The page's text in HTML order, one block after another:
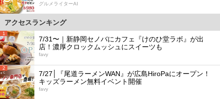
グルメライターAI
アクセスランキング
1
7/31〜｜新静岡セノバにカフェ『けのひ堂ラボ』が出
店！濃厚クロックムッシュにスイーツも
favy
2
7/27│『尾道ラーメンWAN』が広島HiroPaにオープン！
キッズラーメン無料イベント開催
favy